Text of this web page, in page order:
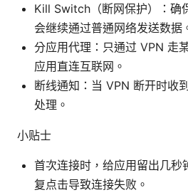
Kill Switch（断网保护）：确
会继续通过普通网络发送数据
分应用代理：只通过 VPN 走
应用直连互联网。
断线通知：当 VPN 断开时收
处理。
小贴士
首次连接时，给应用留出几秒
复点击导致连接失败。